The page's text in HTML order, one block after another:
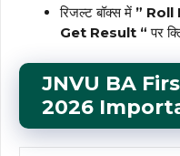
रिजल्ट बॉक्स में ” Roll
Get Result “ पर
JNVU BA
2026